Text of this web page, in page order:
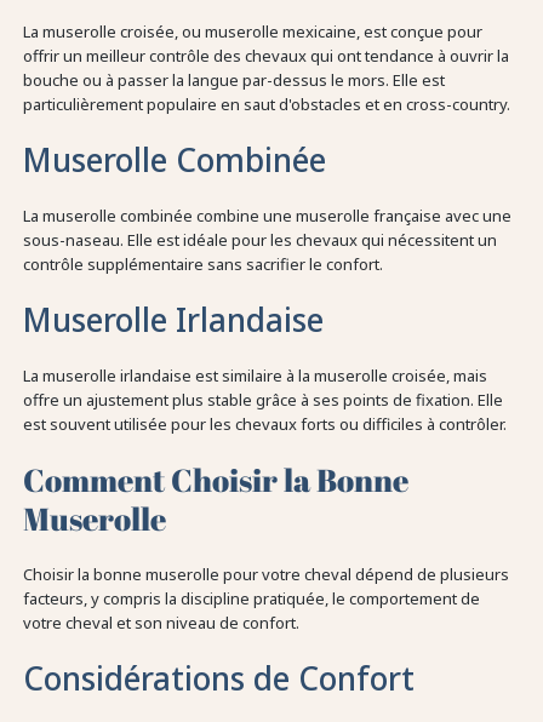
La muserolle croisée, ou muserolle mexicaine, est conçue pour
offrir un meilleur contrôle des chevaux qui ont tendance à ouvrir la
bouche ou à passer la langue par-dessus le mors. Elle est
particulièrement populaire en saut d'obstacles et en cross-country.
Muserolle Combinée
La muserolle combinée combine une muserolle française avec une
sous-naseau. Elle est idéale pour les chevaux qui nécessitent un
contrôle supplémentaire sans sacrifier le confort.
Muserolle Irlandaise
La muserolle irlandaise est similaire à la muserolle croisée, mais
offre un ajustement plus stable grâce à ses points de fixation. Elle
est souvent utilisée pour les chevaux forts ou difficiles à contrôler.
Comment Choisir la Bonne
Muserolle
Choisir la bonne muserolle pour votre cheval dépend de plusieurs
facteurs, y compris la discipline pratiquée, le comportement de
votre cheval et son niveau de confort.
Considérations de Confort